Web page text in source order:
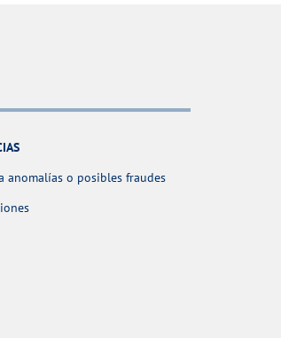
anomalías o posibles fraudes